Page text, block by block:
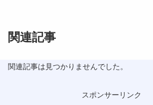
関連記事
関連記事は見つかりませんでした。
スポンサーリンク